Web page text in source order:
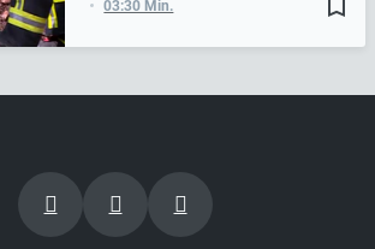
bookmark_border
03:30 Min.